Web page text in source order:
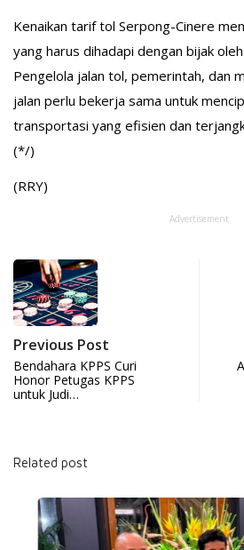
Kenaikan tarif tol Serpong-Cinere
yang harus dihadapi dengan bijak
Pengelola jalan tol, pemerintah, dan
jalan perlu bekerja sama untuk
transportasi yang efisien dan
(*/)
(RRY)
Advertisement
Previous Post
Bendahara KPPS Curi
Honor Petugas KPPS
untuk Judi…
Related post